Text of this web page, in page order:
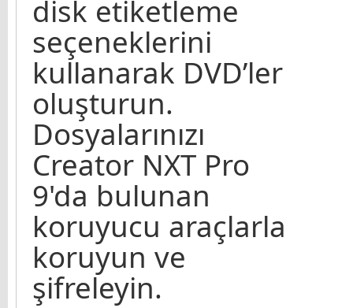
disk etiketleme
seçeneklerini
kullanarak DVD’ler
oluşturun.
Dosyalarınızı
Creator NXT Pro
9'da bulunan
koruyucu araçlarla
koruyun ve
şifreleyin.